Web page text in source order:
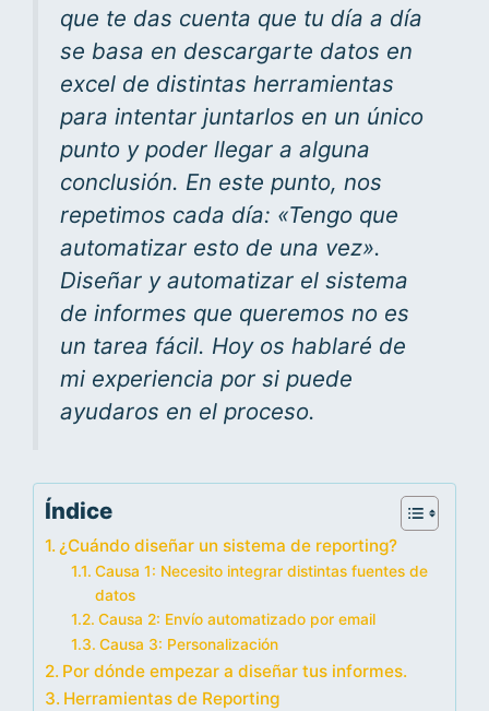
que te das cuenta que tu día a día
se basa en descargarte datos en
excel de distintas herramientas
para intentar juntarlos en un único
punto y poder llegar a alguna
conclusión. En este punto, nos
repetimos cada día: «Tengo que
automatizar esto de una vez».
Diseñar y automatizar el sistema
de informes que queremos no es
un tarea fácil. Hoy os hablaré de
mi experiencia por si puede
ayudaros en el proceso.
Índice
¿Cuándo diseñar un sistema de reporting?
Causa 1: Necesito integrar distintas fuentes de
datos
Causa 2: Envío automatizado por email
Causa 3: Personalización
Por dónde empezar a diseñar tus informes.
Herramientas de Reporting